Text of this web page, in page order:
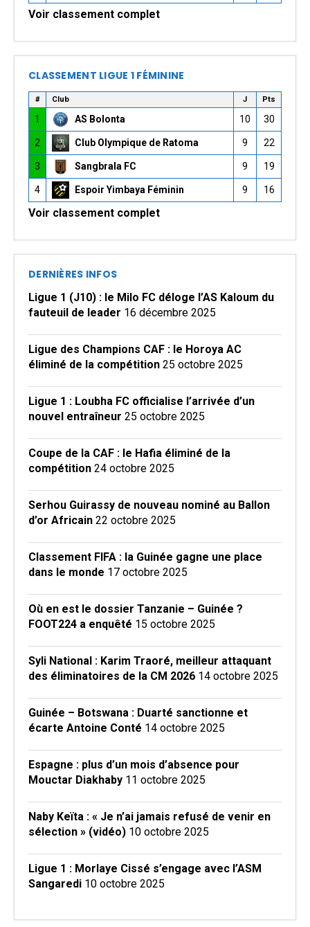
Voir classement complet
CLASSEMENT LIGUE 1 FÉMININE
# Club J Pts
1 AS Bolonta 10 30
2 Club Olympique de Ratoma 9 22
3 Sangbrala FC 9 19
4 Espoir Yimbaya Féminin 9 16
Voir classement complet
DERNIÈRES INFOS
Ligue 1 (J10) : le Milo FC déloge l’AS Kaloum du
fauteuil de leader 16 décembre 2025
Ligue des Champions CAF : le Horoya AC
éliminé de la compétition 25 octobre 2025
Ligue 1 : Loubha FC officialise l’arrivée d’un
nouvel entraîneur 25 octobre 2025
Coupe de la CAF : le Hafia éliminé de la
compétition 24 octobre 2025
Serhou Guirassy de nouveau nominé au Ballon
d’or Africain 22 octobre 2025
Classement FIFA : la Guinée gagne une place
dans le monde 17 octobre 2025
Où en est le dossier Tanzanie – Guinée ?
FOOT224 a enquêté 15 octobre 2025
Syli National : Karim Traoré, meilleur attaquant
des éliminatoires de la CM 2026 14 octobre 2025
Guinée – Botswana : Duarté sanctionne et
écarte Antoine Conté 14 octobre 2025
Espagne : plus d’un mois d’absence pour
Mouctar Diakhaby 11 octobre 2025
Naby Keïta : « Je n’ai jamais refusé de venir en
sélection » (vidéo) 10 octobre 2025
Ligue 1 : Morlaye Cissé s’engage avec l’ASM
Sangaredi 10 octobre 2025